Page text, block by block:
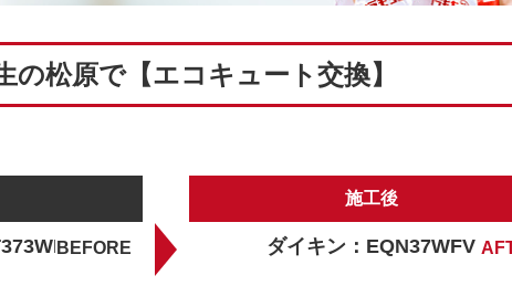
の松原で【エコキュート交換】
施工後
ダイキン：EQN37WFV